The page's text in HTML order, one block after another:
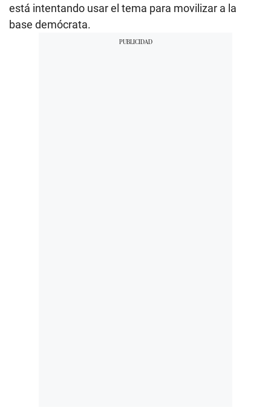
está intentando usar el tema para movilizar a la
base demócrata.